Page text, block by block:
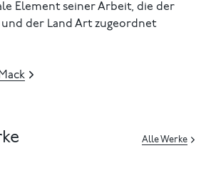
Element seiner Arbeit, die der
der Land Art zugeordnet
Alle Werke